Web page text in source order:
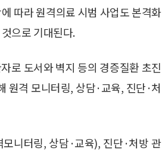
따라 원격의료 시범 사업도 본격화
으로 기대된다.
로 도서와 벽지 등의 경증질환 초진
원격 모니터링, 상담·교육, 진단·처
니터링, 상담·교육), 진단·처방 관